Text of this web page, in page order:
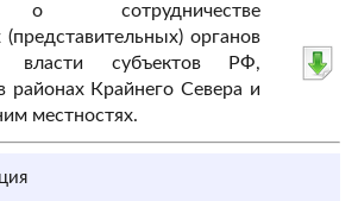
о сотрудничестве
органов
власти субъектов РФ,
районах Крайнего Севера и
местностях.